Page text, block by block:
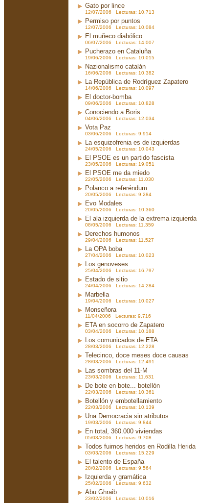
Gato por lince
12/07/2006 Lecturas: 10.713
Permiso por puntos
12/07/2006 Lecturas: 10.084
El muñeco diabólico
06/07/2006 Lecturas: 14.007
Pucherazo en Cataluña
19/06/2006 Lecturas: 10.015
Nazionalismo catalán
16/06/2006 Lecturas: 10.382
La República de Rodríguez Zapatero
14/06/2006 Lecturas: 10.097
El doctor-bomba
09/06/2006 Lecturas: 10.828
Conociendo a Boris
04/06/2006 Lecturas: 12.034
Vota Paz
03/06/2006 Lecturas: 9.914
La esquizofrenia es de izquierdas
24/05/2006 Lecturas: 10.043
El PSOE es un partido fascista
23/05/2006 Lecturas: 19.051
El PSOE me da miedo
22/05/2006 Lecturas: 11.030
Polanco a referéndum
20/05/2006 Lecturas: 9.284
Evo Modales
20/05/2006 Lecturas: 10.360
El ala izquierda de la extrema izquierda
08/05/2006 Lecturas: 11.359
Derechos humonos
29/04/2006 Lecturas: 11.527
La OPA boba
27/04/2006 Lecturas: 10.023
Los genoveses
25/04/2006 Lecturas: 16.797
Estado de sitio
24/04/2006 Lecturas: 14.284
Marbella
19/04/2006 Lecturas: 10.027
Monseñora
11/04/2006 Lecturas: 9.716
ETA en socorro de Zapatero
03/04/2006 Lecturas: 10.188
Los comunicados de ETA
28/03/2006 Lecturas: 12.228
Telecinco, doce meses doce causas
28/03/2006 Lecturas: 12.491
Las sombras del 11-M
23/03/2006 Lecturas: 11.631
De bote en bote... botellón
22/03/2006 Lecturas: 10.361
Botellón y embotellamiento
22/03/2006 Lecturas: 10.139
Una Democracia sin atributos
19/03/2006 Lecturas: 9.844
En total, 360.000 viviendas
05/03/2006 Lecturas: 9.708
Todos fuimos heridos en Rodilla Herida
03/03/2006 Lecturas: 15.229
El talento de España
28/02/2006 Lecturas: 9.564
Izquierda y gramática
25/02/2006 Lecturas: 9.632
Abu Ghraib
23/02/2006 Lecturas: 10.016